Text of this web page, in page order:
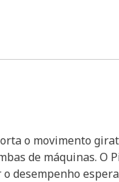
o movimento
de máquinas.
desempenho